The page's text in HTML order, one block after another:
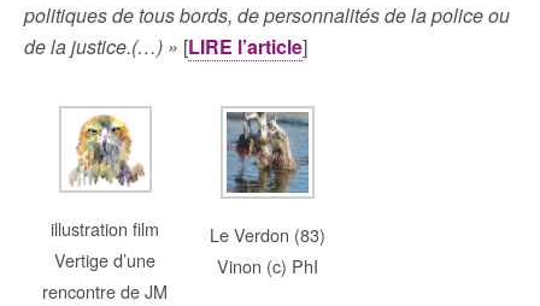
politiques de tous bords, de personnalités de la police ou
de la justice.(…) » [LIRE l’article]
illustration film
Vertige d’une
rencontre de JM
Le Verdon (83)
Vinon (c) PhI